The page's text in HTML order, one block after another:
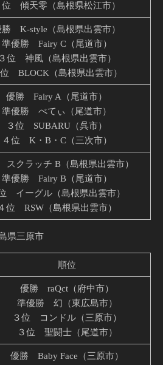
位 傾天零（島根県松江市）
勝 K-style（島根県出雲市）
準優勝 Fairy C（尾道市）
３位 神風（島根県出雲市）
位 BLOCK（島根県出雲市）
優勝 Fairy A（尾道市）
準優勝 べてぃ（尾道市）
３位 SUBARU（呉市）
４位 K・B・C（三次市）
クラッチ B（島根県出雲市）
準優勝 Fairy B（尾道市）
イーグル（島根県出雲市）
位 RSW（島根県出雲市）
県三原市
順位
優勝 raQct（府中市）
準優勝 幻（東広島市）
３位 コンドル（三原市）
３位 聖闘士（尾道市）
優勝 Baby Face（三原市）